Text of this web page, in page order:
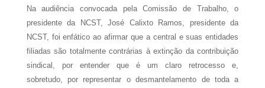
Na audiência convocada pela Comissão de Trabalho, o
presidente da NCST, José Calixto Ramos, presidente da
NCST, foi enfático ao afirmar que a central e suas entidades
filiadas são totalmente contrárias à extinção da contribuição
sindical, por entender que é um claro retrocesso e,
sobretudo, por representar o desmantelamento de toda a